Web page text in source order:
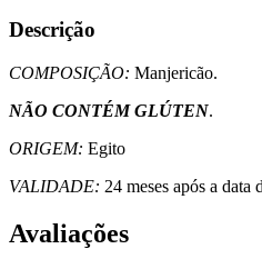
Descrição
COMPOSIÇÃO: Manjericão.
NÃO CONTÉM GLÚTEN.
ORIGEM: Egito
VALIDADE: 24 meses após a data
Avaliações